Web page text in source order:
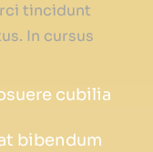
tincidunt
In cursus
cubilia
bibendum